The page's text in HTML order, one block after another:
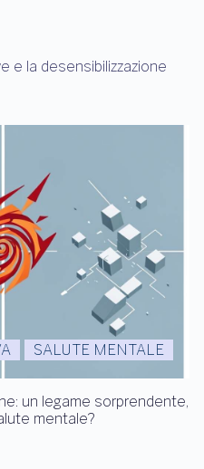
e la desensibilizzazione
SALUTE MENTALE
un legame sorprendente,
mentale?